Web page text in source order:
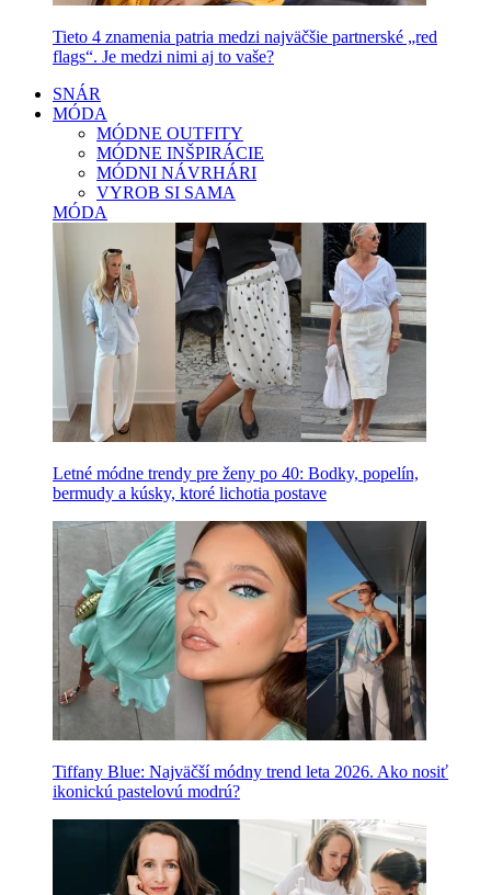
Tieto 4 znamenia patria medzi najväčšie partnerské „red
flags“. Je medzi nimi aj to vaše?
SNÁR
MÓDA
MÓDNE OUTFITY
MÓDNE INŠPIRÁCIE
MÓDNI NÁVRHÁRI
VYROB SI SAMA
MÓDA
Letné módne trendy pre ženy po 40: Bodky, popelín,
bermudy a kúsky, ktoré lichotia postave
Tiffany Blue: Najväčší módny trend leta 2026. Ako nosiť
ikonickú pastelovú modrú?